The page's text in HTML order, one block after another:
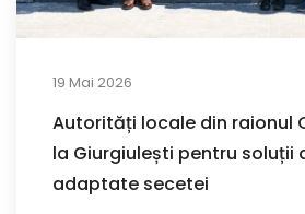
19 Mai 2026
Autorități locale din raionul
la Giurgiulești pentru soluții
adaptate secetei